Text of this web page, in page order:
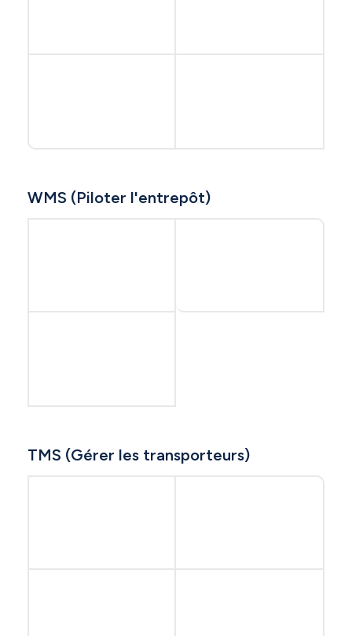
WMS (Piloter l'entrepôt)
TMS (Gérer les transporteurs)